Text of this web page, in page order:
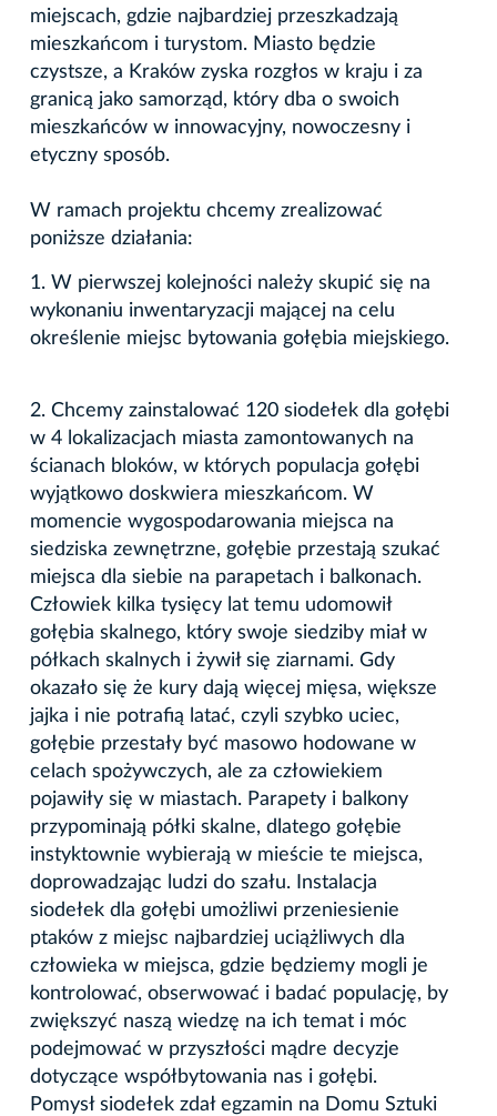
miejscach, gdzie najbardziej przeszkadzają
mieszkańcom i turystom. Miasto będzie
czystsze, a Kraków zyska rozgłos w kraju i za
granicą jako samorząd, który dba o swoich
mieszkańców w innowacyjny, nowoczesny i
etyczny sposób.
W ramach projektu chcemy zrealizować
poniższe działania:
1. W pierwszej kolejności należy skupić się na
wykonaniu inwentaryzacji mającej na celu
określenie miejsc bytowania gołębia miejskiego.
2. Chcemy zainstalować 120 siodełek dla gołębi
w 4 lokalizacjach miasta zamontowanych na
ścianach bloków, w których populacja gołębi
wyjątkowo doskwiera mieszkańcom. W
momencie wygospodarowania miejsca na
siedziska zewnętrzne, gołębie przestają szukać
miejsca dla siebie na parapetach i balkonach.
Człowiek kilka tysięcy lat temu udomowił
gołębia skalnego, który swoje siedziby miał w
półkach skalnych i żywił się ziarnami. Gdy
okazało się że kury dają więcej mięsa, większe
jajka i nie potrafią latać, czyli szybko uciec,
gołębie przestały być masowo hodowane w
celach spożywczych, ale za człowiekiem
pojawiły się w miastach. Parapety i balkony
przypominają półki skalne, dlatego gołębie
instyktownie wybierają w mieście te miejsca,
doprowadzając ludzi do szału. Instalacja
siodełek dla gołębi umożliwi przeniesienie
ptaków z miejsc najbardziej uciążliwych dla
człowieka w miejsca, gdzie będziemy mogli je
kontrolować, obserwować i badać populację, by
zwiększyć naszą wiedzę na ich temat i móc
podejmować w przyszłości mądre decyzje
dotyczące współbytowania nas i gołębi.
Pomysł siodełek zdał egzamin na Domu Sztuki